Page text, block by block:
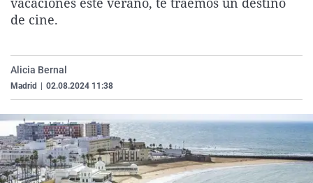
La rosa de los vientos
Como el perro y el
Caso
Equipo de
Extremadura
La Rioja
Virales
Elecciones
de cine.
Alicia Bernal
Madrid 02.08.2024 11:38